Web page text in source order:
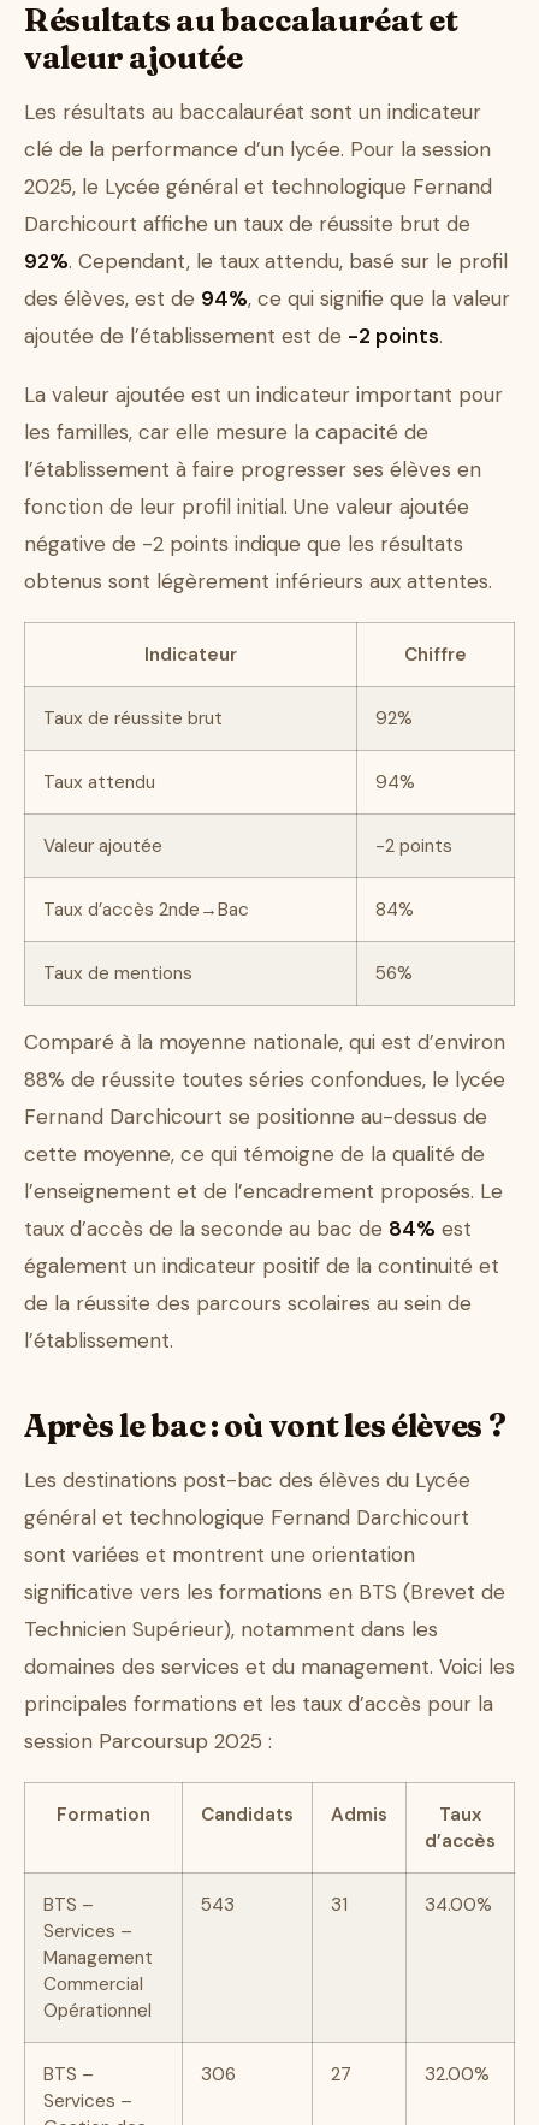
Résultats au baccalauréat et
valeur ajoutée
Les résultats au baccalauréat sont un indicateur
clé de la performance d’un lycée. Pour la session
2025, le Lycée général et technologique Fernand
Darchicourt affiche un taux de réussite brut de
92%. Cependant, le taux attendu, basé sur le profil
des élèves, est de 94%, ce qui signifie que la valeur
ajoutée de l’établissement est de -2 points.
La valeur ajoutée est un indicateur important pour
les familles, car elle mesure la capacité de
l’établissement à faire progresser ses élèves en
fonction de leur profil initial. Une valeur ajoutée
négative de -2 points indique que les résultats
obtenus sont légèrement inférieurs aux attentes.
Indicateur Chiffre
Taux de réussite brut 92%
Taux attendu 94%
Valeur ajoutée -2 points
Taux d’accès 2nde→Bac 84%
Taux de mentions 56%
Comparé à la moyenne nationale, qui est d’environ
88% de réussite toutes séries confondues, le lycée
Fernand Darchicourt se positionne au-dessus de
cette moyenne, ce qui témoigne de la qualité de
l’enseignement et de l’encadrement proposés. Le
taux d’accès de la seconde au bac de 84% est
également un indicateur positif de la continuité et
de la réussite des parcours scolaires au sein de
l’établissement.
Après le bac : où vont les élèves ?
Les destinations post-bac des élèves du Lycée
général et technologique Fernand Darchicourt
sont variées et montrent une orientation
significative vers les formations en BTS (Brevet de
Technicien Supérieur), notamment dans les
domaines des services et du management. Voici les
principales formations et les taux d’accès pour la
session Parcoursup 2025 :
Formation Candidats Admis
Taux
d’accès
BTS –
Services –
Management
Commercial
Opérationnel
543 31 34.00%
BTS –
Services –
306 27 32.00%